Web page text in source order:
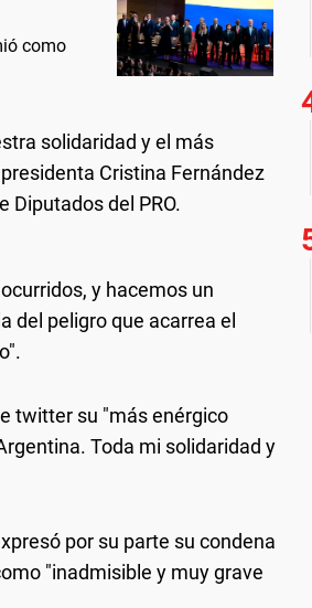
como
solidaridad y el más
Cristina Fernández
Diputados del PRO.
y hacemos un
del peligro que acarrea el
twitter su "más enérgico
Toda mi solidaridad y
por su parte su condena
"inadmisible y muy grave